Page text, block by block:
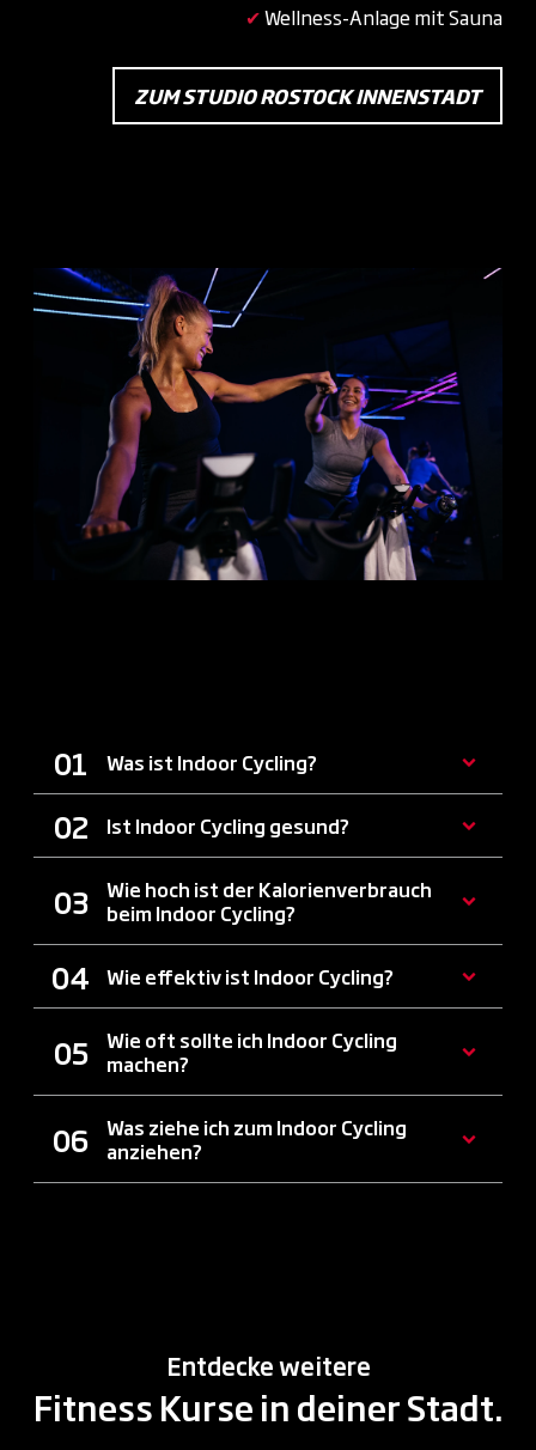
✔Wellness-Anlage mit Sauna
ZUM STUDIO ROSTOCK INNENSTADT
Was ist Indoor Cycling?
Ist Indoor Cycling gesund?
Wie hoch ist der Kalorienverbrauch
beim Indoor Cycling?
Wie effektiv ist Indoor Cycling?
Wie oft sollte ich Indoor Cycling
machen?
Was ziehe ich zum Indoor Cycling
anziehen?
Entdecke weitere
Fitness Kurse in deiner Stadt.